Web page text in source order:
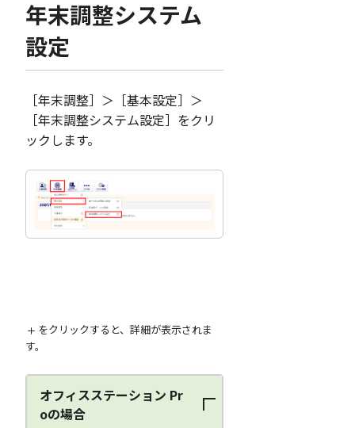
年末調整システム
設定
［年末調整］＞［基本設定］＞
［年末調整システム設定］をクリ
ックします。
をクリックすると、詳細が表示されま
す。
オフィスステーション Pr
oの場合